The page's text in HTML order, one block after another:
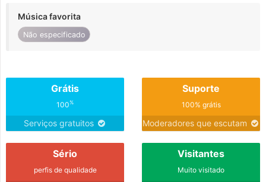
Música favorita
Não especificado
Grátis
100%
Serviços gratuitos
Suporte
100% grátis
Moderadores que escutam
Sério
perfis de qualidade
Visitantes
Muito visitado